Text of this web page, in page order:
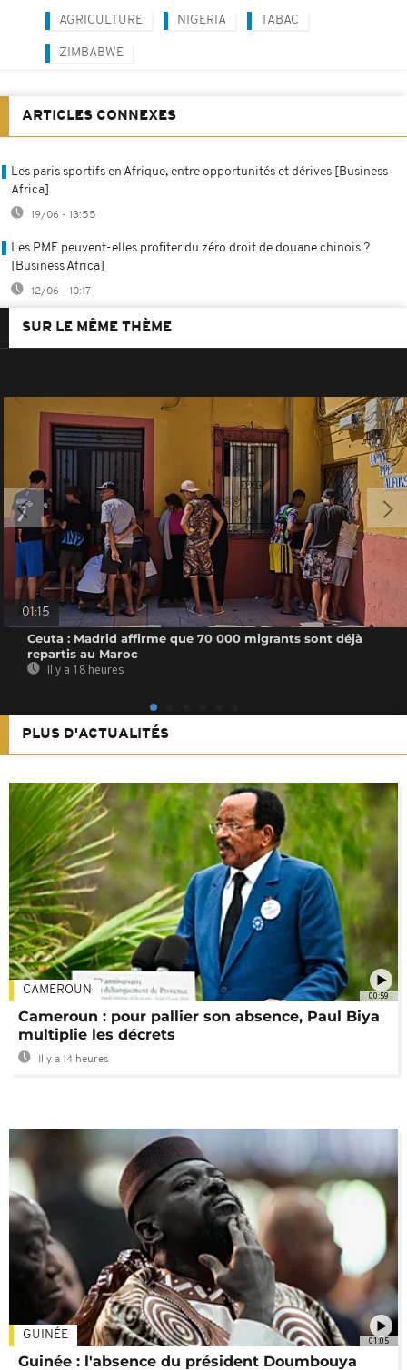
AGRICULTURE NIGERIA TABAC
ZIMBABWE
ARTICLES CONNEXES
Les paris sportifs en Afrique, entre opportunités et dérives [Business
Africa]
19/06 - 13:55
Les PME peuvent-elles profiter du zéro droit de douane chinois ?
[Business Africa]
12/06 - 10:17
SUR LE MÊME THÈME
01:15
Ceuta : Madrid affirme que 70 000 migrants sont déjà
repartis au Maroc
Il y a 18 heures
PLUS D'ACTUALITÉS
00:59
CAMEROUN
Cameroun : pour pallier son absence, Paul Biya
multiplie les décrets
Il y a 14 heures
01:05
GUINÉE
Guinée : l'absence du président Doumbouya